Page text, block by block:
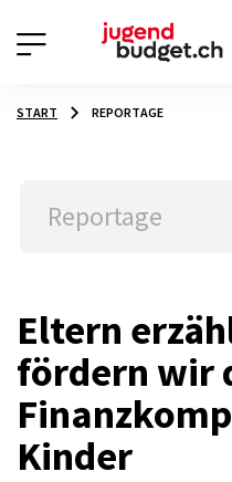
START REPORTAGE
Reportage
Eltern
fördern wir
Kinder